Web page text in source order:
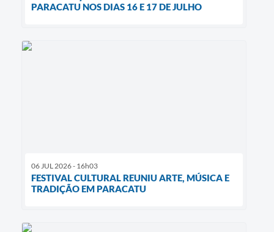
PARACATU NOS DIAS 16 E 17 DE JULHO
06 JUL 2026 - 16h03
FESTIVAL CULTURAL REUNIU ARTE, MÚSICA E
TRADIÇÃO EM PARACATU